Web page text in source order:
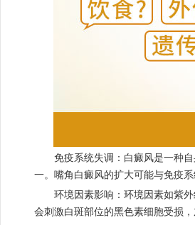
免疫系统失调：白癜风是一种自
一。嘴角白癜风的扩大可能与免疫
环境因素影响：环境因素如紫外
会刺激白斑部位的黑色素细胞受损